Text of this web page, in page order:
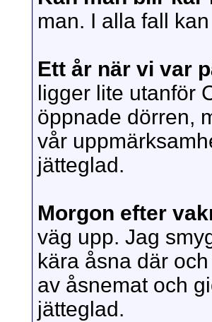
man. I alla fall
Ett år när vi var
ligger lite utanför
öppnade dörren,
vår
jätteglad.
Morgon efter
väg upp. Jag
kära åsna där
av åsnemat och
jätteglad.